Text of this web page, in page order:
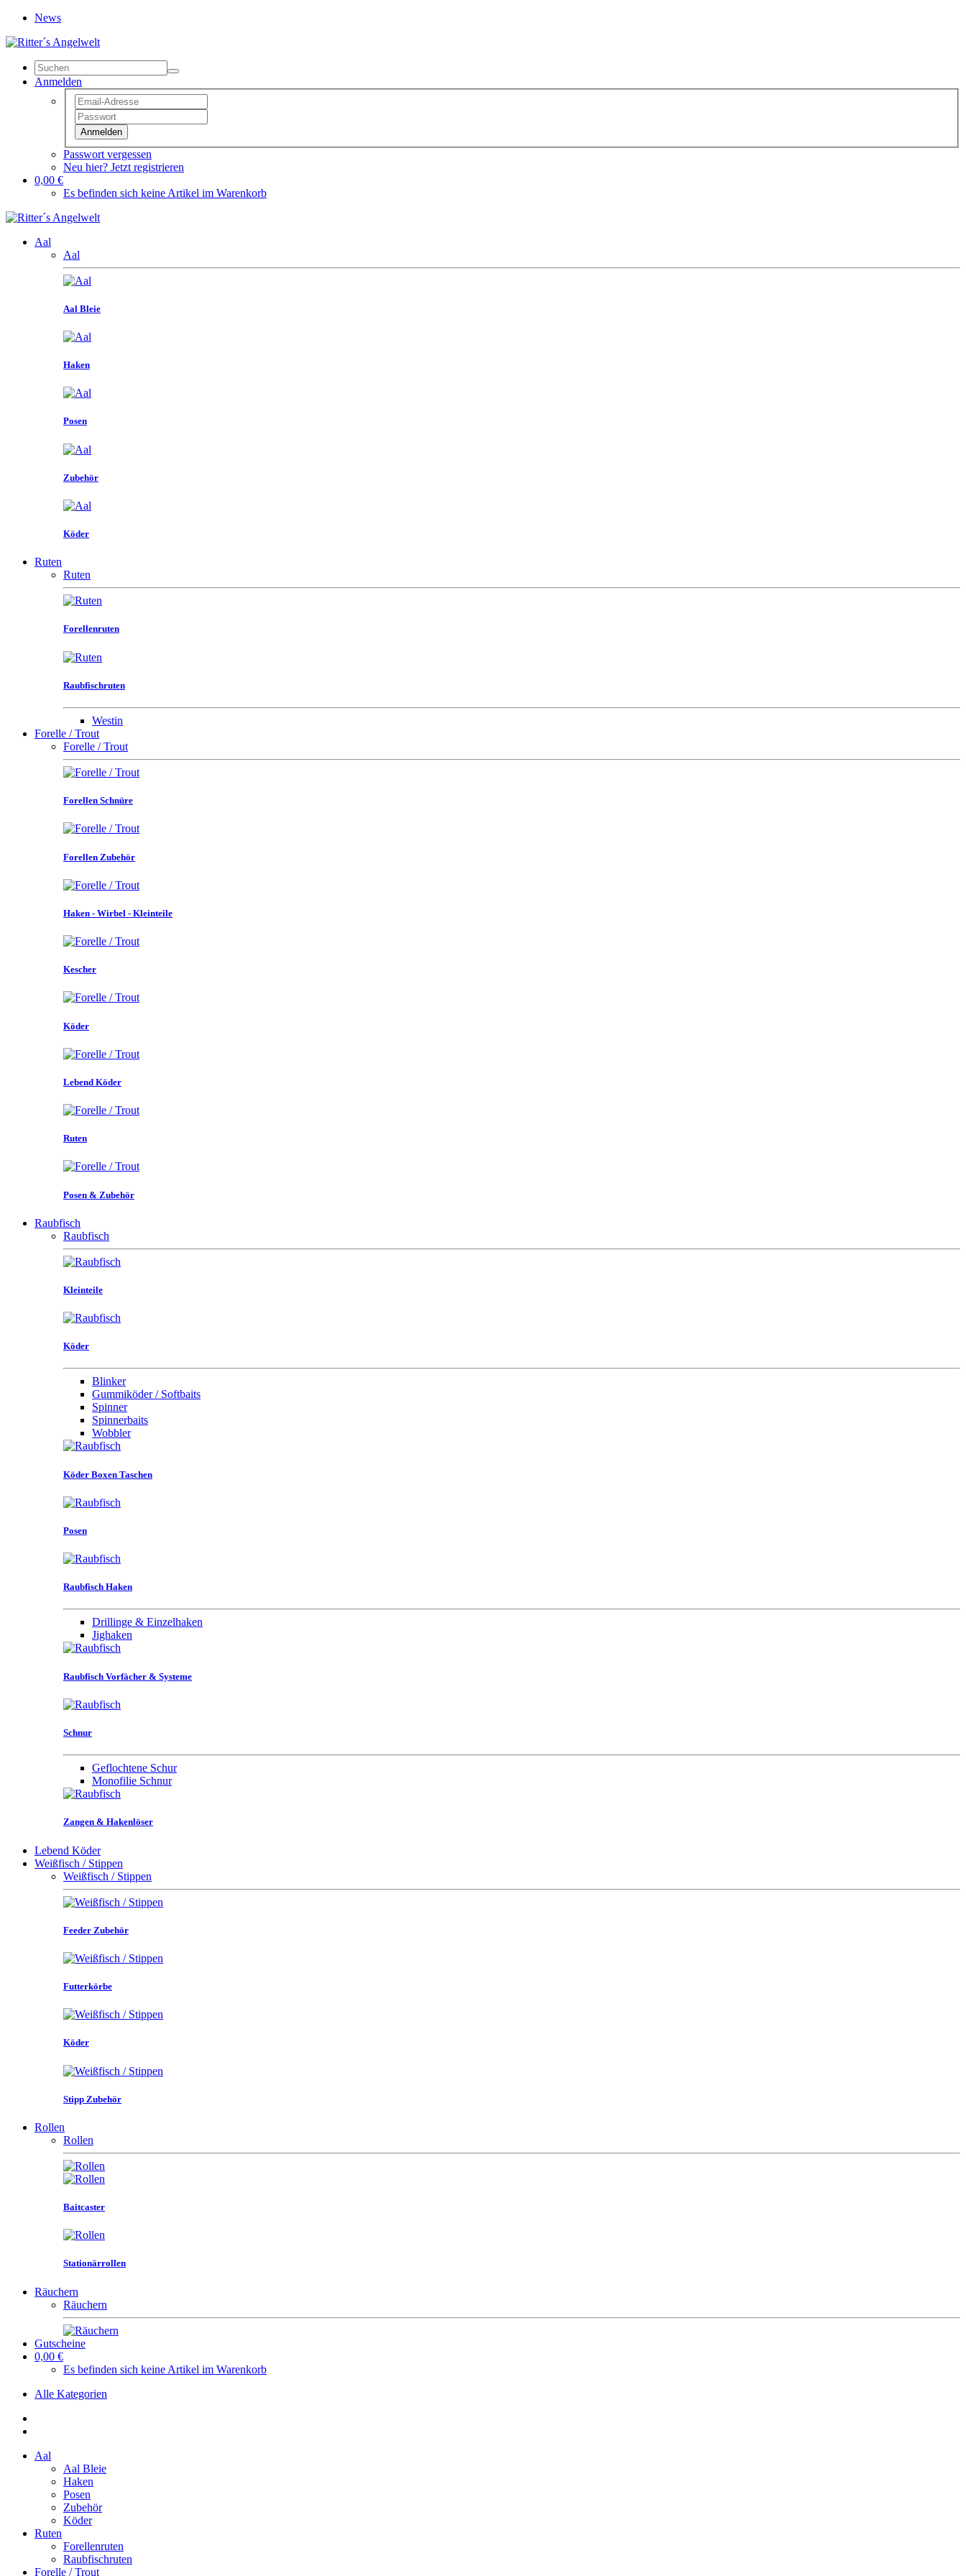
News
Anmelden
Anmelden
Passwort vergessen
Neu hier? Jetzt registrieren
0,00 €
Es befinden sich keine Artikel im Warenkorb
Aal
Aal
Aal Bleie
Haken
Posen
Zubehör
Köder
Ruten
Ruten
Forellenruten
Raubfischruten
Westin
Forelle / Trout
Forelle / Trout
Forellen Schnüre
Forellen Zubehör
Haken - Wirbel - Kleinteile
Kescher
Köder
Lebend Köder
Ruten
Posen & Zubehör
Raubfisch
Raubfisch
Kleinteile
Köder
Blinker
Gummiköder / Softbaits
Spinner
Spinnerbaits
Wobbler
Köder Boxen Taschen
Posen
Raubfisch Haken
Drillinge & Einzelhaken
Jighaken
Raubfisch Vorfächer & Systeme
Schnur
Geflochtene Schur
Monofilie Schnur
Zangen & Hakenlöser
Lebend Köder
Weißfisch / Stippen
Weißfisch / Stippen
Feeder Zubehör
Futterkörbe
Köder
Stipp Zubehör
Rollen
Rollen
Baitcaster
Stationärrollen
Räuchern
Räuchern
Gutscheine
0,00 €
Es befinden sich keine Artikel im Warenkorb
Alle Kategorien
Aal
Aal Bleie
Haken
Posen
Zubehör
Köder
Ruten
Forellenruten
Raubfischruten
Forelle / Trout